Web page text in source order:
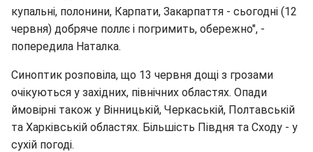
купальні, полонини, Карпати, Закарпаття - сьогодні (12
червня) добряче поллє і погримить, обережно", -
попередила Наталка.
Синоптик розповіла, що 13 червня дощі з грозами
очікуються у західних, північних областях. Опади
ймовірні також у Вінницькій, Черкаській, Полтавській
та Харківській областях. Більшість Півдня та Сходу - у
сухій погоді.